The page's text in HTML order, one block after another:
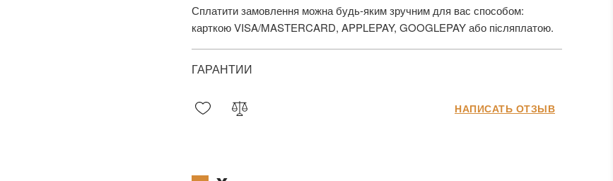
Сплатити замовлення можна будь-яким зручним для вас способом:
карткою VISA/MASTERCARD, APPLEPAY, GOOGLEPAY або післяплатою.
ГАРАНТИИ
НАПИСАТЬ ОТЗЫВ